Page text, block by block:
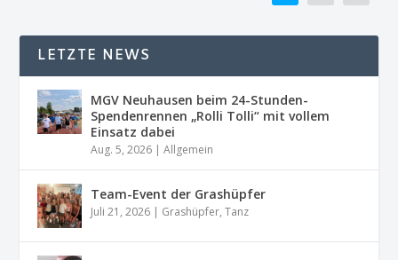
LETZTE NEWS
MGV Neuhausen beim 24-Stunden-
Spendenrennen „Rolli Tolli“ mit vollem
Einsatz dabei
Aug. 5, 2026 |Allgemein
Team-Event der Grashüpfer
Juli 21, 2026 Grashüpfer,Tanz